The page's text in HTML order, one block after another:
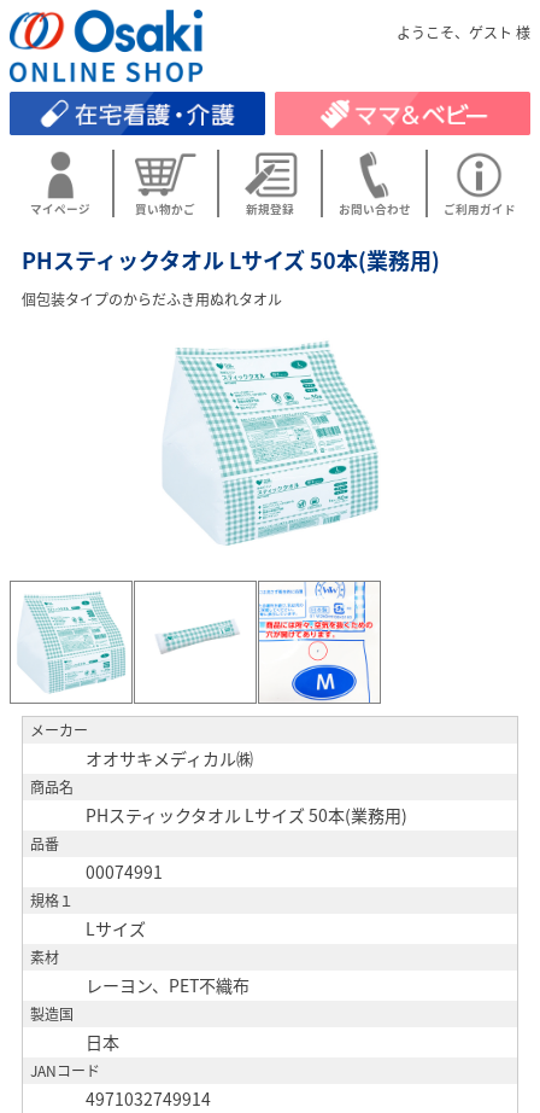
ようこそ、ゲスト 様
マイページ 買い物かご 新規登録 お問い合わせ ご利用ガイド
PHスティックタオル Lサイズ 50本(業務用)
個包装タイプのからだふき用ぬれタオル
メーカー
オオサキメディカル㈱
商品名
PHスティックタオル Lサイズ 50本(業務用)
品番
00074991
規格１
Lサイズ
素材
レーヨン、PET不織布
製造国
日本
JANコード
4971032749914